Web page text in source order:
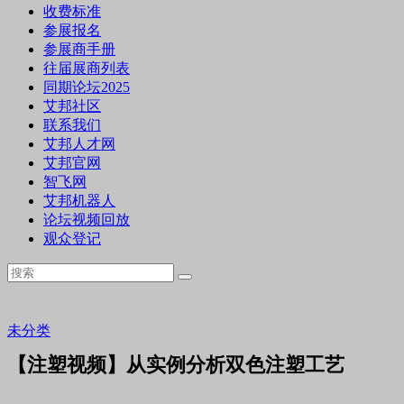
收费标准
参展报名
参展商手册
往届展商列表
同期论坛2025
艾邦社区
联系我们
艾邦人才网
艾邦官网
智飞网
艾邦机器人
论坛视频回放
观众登记
未分类
【注塑视频】从实例分析双色注塑工艺